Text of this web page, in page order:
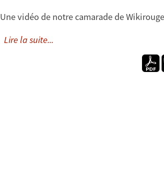
Une vidéo de notre camarade de Wikirouge
Lire la suite...